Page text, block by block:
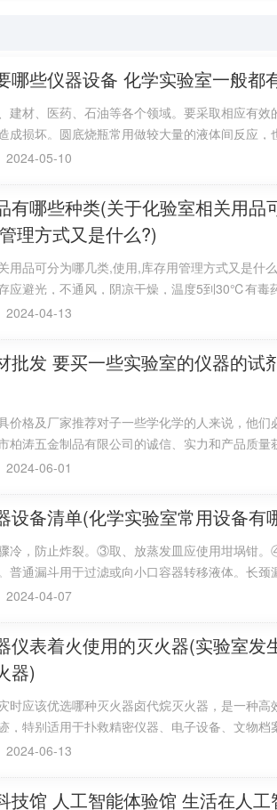
产生窒息作用而灭火。
时，会由液体迅速汽化成气体，而从周
充装的液态二氧化碳喷出灭火的灭火
碳灭火器
粉灭火器、一般实验室有精密仪器的话，必须配
哪些仪器设备 化学实验室一般都
建材、医药、石油等各个领域。要采取相应有效
成损坏。圆底烧瓶常用做较大量的液体间反应，
2024-05-10
有哪些种类(关于化验室相关用品
理方式又是什么?)
用品可分为哪几类,使用,库存用管理方式又是什
应避光，不通风，阴凉干燥，温度5到30℃有毒
好。小学科学实验器材如何分类一般来说，初高
验器材也应该统称为自然科学实验器材。好像小
2024-04-13
批发 要买一些实验室的仪器的试
价格及厂家推荐对子一些学化学的人来说，他们
柏涛五金制品有限公司的诚信、实力和产品质量
药品试剂、等等。一般由实验室负责人写采购计
生一般没有权利采购的。
2024-06-01
设备清单(化学实验室常用设备有
冷，防止炸裂。③取、放蒸发皿应使用坩埚钳
普通漏斗用于过滤或向小口容器转移液体。长颈
机该机适用于生物，化学，遗传学，医药学，医
无损和有损两种，其中大部分是无损的。
2024-04-07
仪表着火使用的灭火器(实验室发
器)
时应该优选哪种灭火器卤代烷灭火器，是一种高
，特别适用于扑救精密仪器、电子设备、文物档
有，一旦实验室发生了火灾切不可惊慌失措，应
2024-06-13
技馆 人工智能体验馆 生活在人